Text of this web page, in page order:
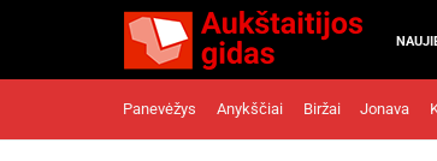
Panevėžys Anykščiai Biržai Jonava